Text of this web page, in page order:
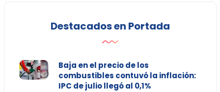
Destacados en Portada
Baja en el precio de los
combustibles contuvó la inflación:
IPC de julio llegó al 0,1%